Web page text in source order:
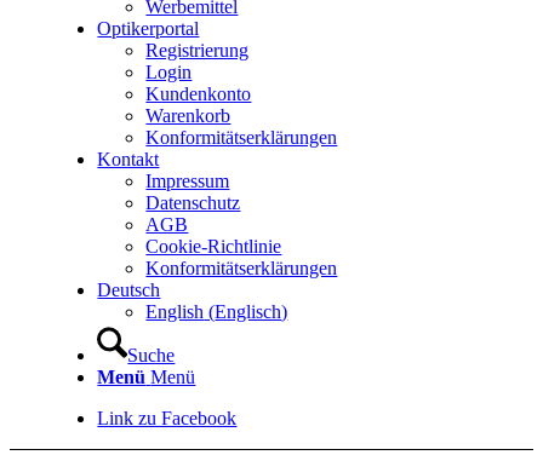
Werbemittel
Optikerportal
Registrierung
Login
Kundenkonto
Warenkorb
Konformitätserklärungen
Kontakt
Impressum
Datenschutz
AGB
Cookie-Richtlinie
Konformitätserklärungen
Deutsch
English (Englisch)
Suche
Menü Menü
Link zu Facebook